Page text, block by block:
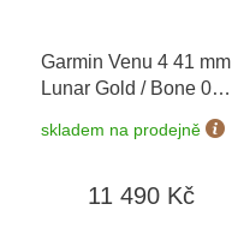
Garmin Venu 4 41 mm
Lunar Gold / Bone 010-
skladem na prodejně
11 490 Kč